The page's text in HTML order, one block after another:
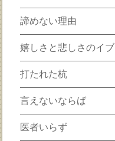
諦めない理由
嬉しさと悲しさのイブ
打たれた杭
言えないならば
医者いらず